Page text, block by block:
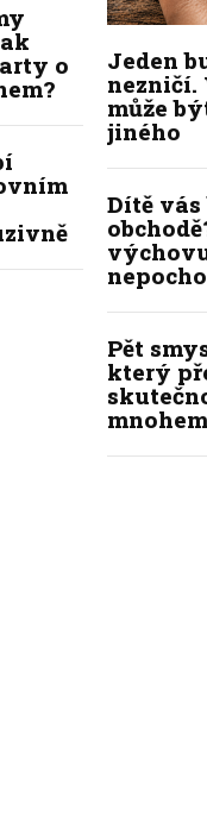
o
Jeden
nezničí.
může
jiného
Dítě
Pět
který